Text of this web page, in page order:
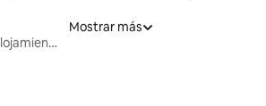
Renta mensual de alojamientos
Mostrar más